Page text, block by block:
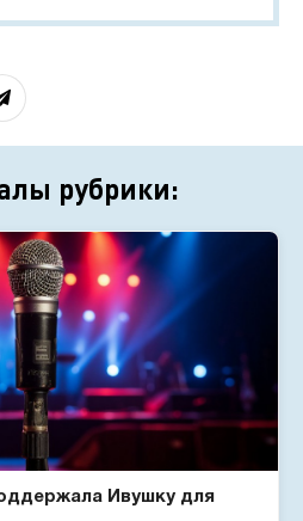
рубрики:
Ивушку для